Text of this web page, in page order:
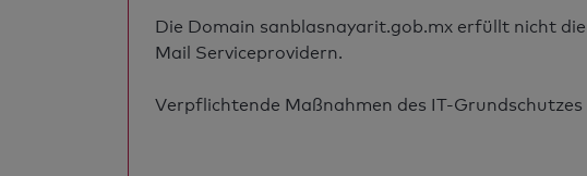
Die Domain sanblasnayarit.gob.mx erfüllt nicht
Mail Serviceprovidern.
Verpflichtende Maßnahmen des IT-